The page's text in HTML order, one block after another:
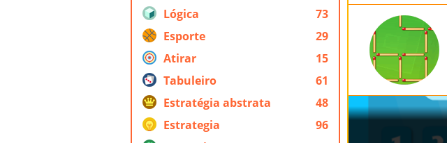
Lógica
73
Esporte
29
Atirar
15
Tabuleiro
61
Estratégia abstrata
48
Estrategia
96